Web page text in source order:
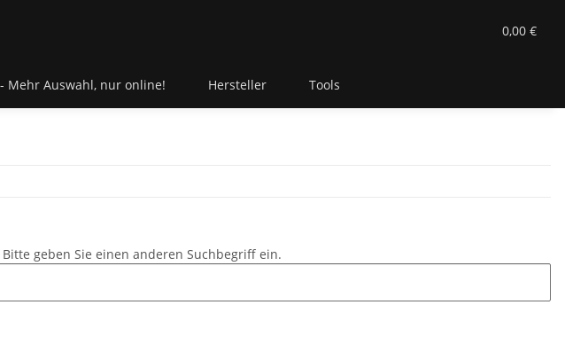
0,00 €
Mehr Auswahl, nur online! Hersteller Tools
geben Sie einen anderen Suchbegriff ein.